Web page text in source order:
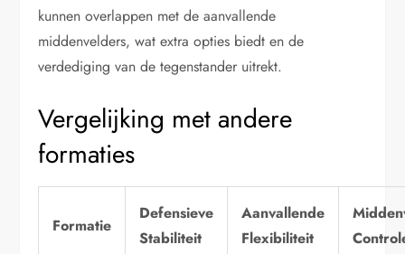
kunnen overlappen met de aanvallende
middenvelders, wat extra opties biedt en de
verdediging van de tegenstander uitrekt.
Vergelijking met andere
formaties
Formatie
Defensieve
Stabiliteit
Aanvallende
Flexibiliteit